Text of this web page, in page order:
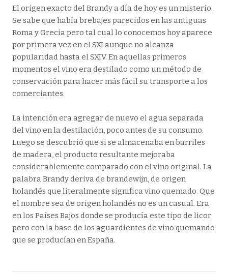
El origen exacto del Brandy a día de hoy es un misterio.
Se sabe que había brebajes parecidos en las antiguas
Roma y Grecia pero tal cual lo conocemos hoy aparece
por primera vez en el SXI aunque no alcanza
popularidad hasta el SXIV. En aquellas primeros
momentos el vino era destilado como un método de
conservación para hacer más fácil su transporte a los
comerciantes.
La intención era agregar de nuevo el agua separada
del vino en la destilación, poco antes de su consumo.
Luego se descubrió que si se almacenaba en barriles
de madera, el producto resultante mejoraba
considerablemente comparado con el vino original. La
palabra Brandy deriva de brandewijn, de origen
holandés que literalmente significa vino quemado. Que
el nombre sea de origen holandés no es un casual. Era
en los Países Bajos donde se producía este tipo de licor
pero con la base de los aguardientes de vino quemando
que se producían en España.